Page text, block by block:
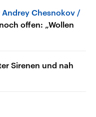
Chesnokov
offen: „Wollen
Sirenen und nah